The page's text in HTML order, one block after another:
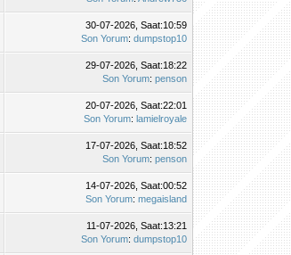
30-07-2026, Saat:10:59
Son Yorum:dumpstop10
29-07-2026, Saat:18:22
Son Yorum:penson
20-07-2026, Saat:22:01
Son Yorum:lamielroyale
17-07-2026, Saat:18:52
Son Yorum:penson
14-07-2026, Saat:00:52
Son Yorum:megaisland
11-07-2026, Saat:13:21
Son Yorum:dumpstop10